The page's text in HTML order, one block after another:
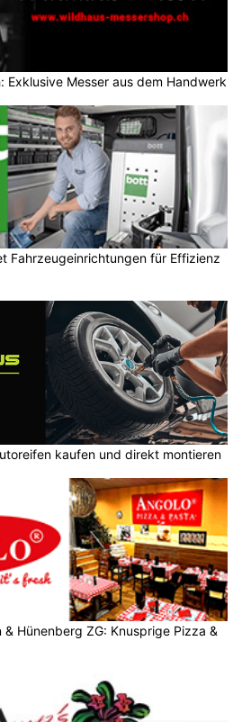
Exklusive Messer aus dem Handwerk
Fahrzeugeinrichtungen für Effizienz
kaufen und direkt montieren
Hünenberg ZG: Knusprige Pizza &